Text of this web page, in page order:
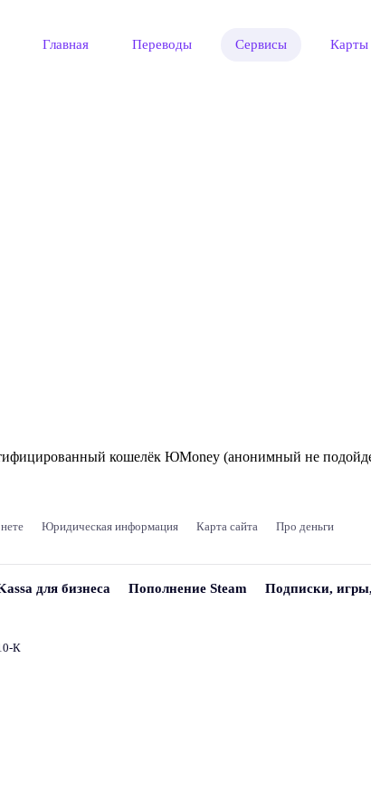
Главная Переводы Сервисы Карты
кошелёк ЮMoney (анонимный не
Юридическая информация Карта сайта Про деньги
для бизнеса Пополнение Steam Подписки,